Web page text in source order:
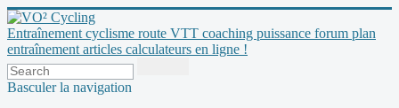
Entraînement cyclisme route VTT coaching puissance forum plan
entraînement articles calculateurs en ligne !
Basculer la navigation